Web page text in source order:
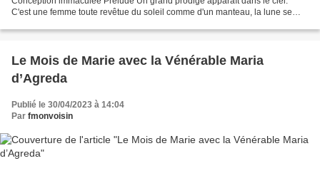
C'est une femme toute revêtue du soleil comme d'un manteau, la lune se
Le Mois de Marie avec la Vénérable Maria
d’Agreda
Publié le 30/04/2023 à 14:04
Par fmonvoisin